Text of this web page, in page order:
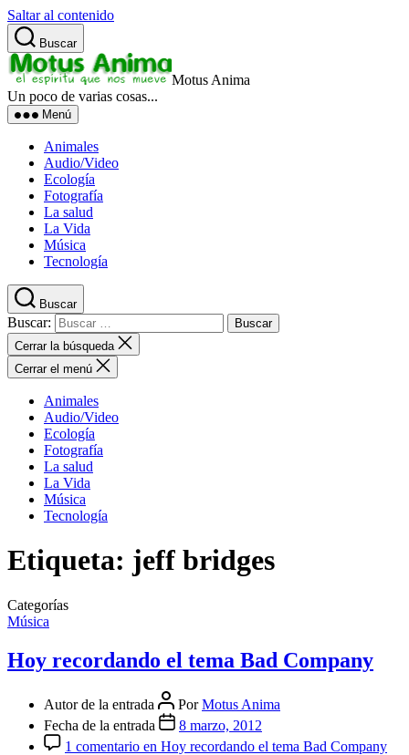
Saltar al contenido
Buscar
Motus Anima
Un poco de varias cosas...
Menú
Animales
Audio/Video
Ecología
Fotografía
La salud
La Vida
Música
Tecnología
Buscar
Buscar:
Cerrar la búsqueda
Cerrar el menú
Animales
Audio/Video
Ecología
Fotografía
La salud
La Vida
Música
Tecnología
Etiqueta: jeff bridges
Categorías
Música
Hoy recordando el tema Bad Company
Autor de la entrada PorMotus Anima
Fecha de la entrada
8 marzo, 2012
1 comentario en Hoy recordando el tema Bad Company